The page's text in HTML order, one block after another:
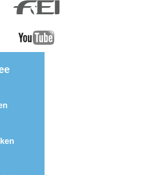
Keuring